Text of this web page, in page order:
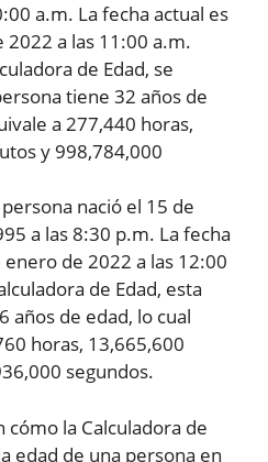
a.m. La fecha actual es
2022 a las 11:00 a.m.
de Edad, se
tiene 32 años de
a 277,440 horas,
y 998,784,000
nació el 15 de
a las 8:30 p.m. La fecha
de 2022 a las 12:00
de Edad, esta
años de edad, lo cual
horas, 13,665,600
segundos.
la Calculadora de
edad de una persona en